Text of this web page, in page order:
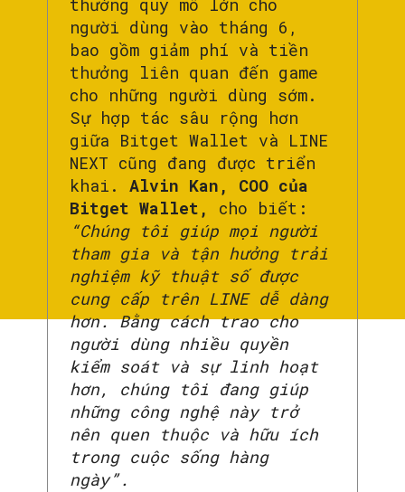
thưởng quy mô lớn cho
người dùng vào tháng 6,
bao gồm giảm phí và tiền
thưởng liên quan đến game
cho những người dùng sớm.
Sự hợp tác sâu rộng hơn
giữa Bitget Wallet và LINE
NEXT cũng đang được triển
khai. Alvin Kan, COO của
Bitget Wallet, cho biết:
“Chúng tôi giúp mọi người
tham gia và tận hưởng trải
nghiệm kỹ thuật số được
cung cấp trên LINE dễ dàng
hơn. Bằng cách trao cho
người dùng nhiều quyền
kiểm soát và sự linh hoạt
hơn, chúng tôi đang giúp
những công nghệ này trở
nên quen thuộc và hữu ích
trong cuộc sống hàng
ngày”.